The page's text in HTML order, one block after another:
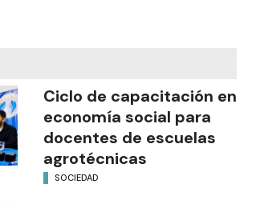
Ciclo de capacitación en
economía social para
docentes de escuelas
agrotécnicas
SOCIEDAD